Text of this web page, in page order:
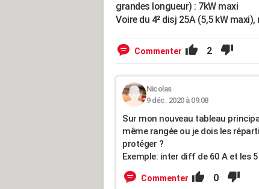
grandes longueur) : 7kW maxi
Voire du 4² disj 25A (5,5 kW
Commenter 2
Nicolas
9 déc. 2020 à 09:08
Sur mon nouveau tableau
même rangée ou je dois les
protéger ?
Exemple: inter diff de 60 A et les
Commenter 0